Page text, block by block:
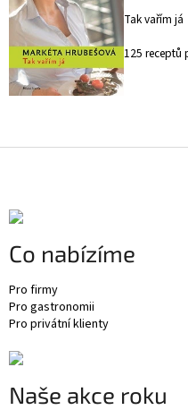
Tak vařím já
125 receptů
Co nabízíme
Pro firmy
Pro gastronomii
Pro privátní klienty
Naše akce roku